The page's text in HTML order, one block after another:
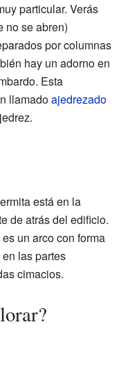
particular. Verás
no se abren)
por columnas
hay un adorno en
Esta
llamadoajedrezado
está en la
de atrás del edificio.
un arco con forma
las partes
cimacios.